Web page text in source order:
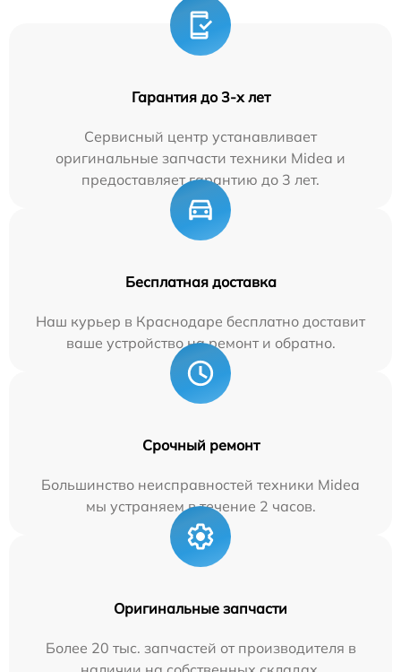
Гарантия до 3-х лет
Сервисный центр устанавливает
оригинальные запчасти техники Midea и
предоставляет гарантию до 3 лет.
Бесплатная доставка
Наш курьер в Краснодаре бесплатно доставит
ваше устройство на ремонт и обратно.
Срочный ремонт
Большинство неисправностей техники Midea
мы устраняем в течение 2 часов.
Оригинальные запчасти
Более 20 тыс. запчастей от производителя в